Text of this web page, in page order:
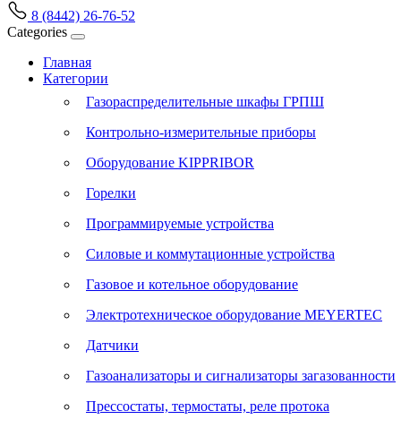
8 (8442) 26-76-52
Categories
Главная
Категории
Газораспределительные шкафы ГРПШ
Контрольно-измерительные приборы
Оборудование KIPPRIBOR
Горелки
Программируемые устройства
Силовые и коммутационные устройства
Газовое и котельное оборудование
Электротехническое оборудование MEYERTEC
Датчики
Газоанализаторы и сигнализаторы загазованности
Прессостаты, термостаты, реле протока